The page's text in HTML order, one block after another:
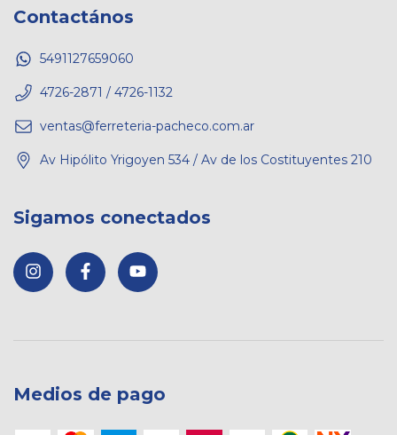
Contactános
5491127659060
4726-2871 / 4726-1132
ventas@ferreteria-pacheco.com.ar
Av Hipólito Yrigoyen 534 / Av de los Costituyentes 210
Sigamos conectados
Medios de pago